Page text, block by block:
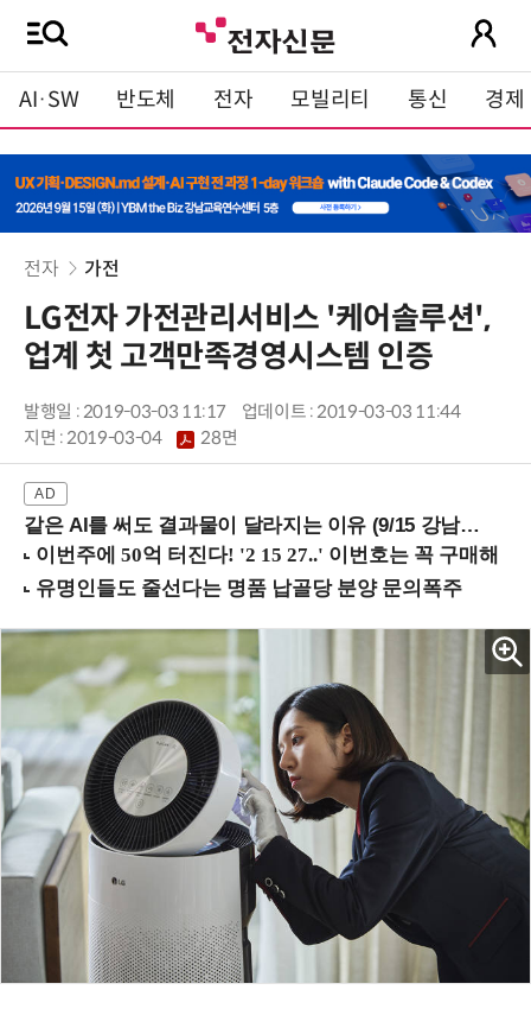
AI·SW 반도체 전자 모빌리티 통신 경제
전자 가전
LG전자 가전관리서비스 '케어솔루션',
업계 첫 고객만족경영시스템 인증
발행일 : 2019-03-03 11:17
업데이트 : 2019-03-03 11:44
지면 :2019-03-04 28면
같은 AI를 써도 결과물이 달라지는 이유 (9/15 강남역)